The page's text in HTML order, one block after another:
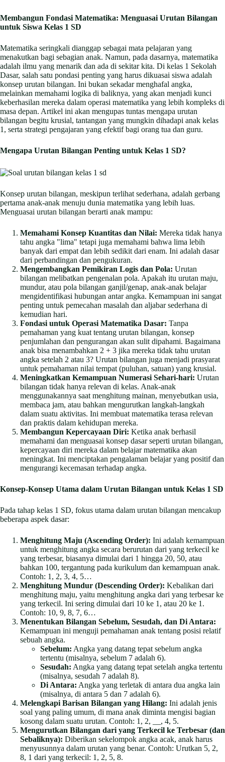
Membangun Fondasi Matematika: Menguasai Urutan Bilangan
untuk Siswa Kelas 1 SD
Matematika seringkali dianggap sebagai mata pelajaran yang
menakutkan bagi sebagian anak. Namun, pada dasarnya, matematika
adalah ilmu yang menarik dan ada di sekitar kita. Di kelas 1 Sekolah
Dasar, salah satu pondasi penting yang harus dikuasai siswa adalah
konsep urutan bilangan. Ini bukan sekadar menghafal angka,
melainkan memahami logika di baliknya, yang akan menjadi kunci
keberhasilan mereka dalam operasi matematika yang lebih kompleks di
masa depan. Artikel ini akan mengupas tuntas mengapa urutan
bilangan begitu krusial, tantangan yang mungkin dihadapi anak kelas
1, serta strategi pengajaran yang efektif bagi orang tua dan guru.
Mengapa Urutan Bilangan Penting untuk Kelas 1 SD?
Konsep urutan bilangan, meskipun terlihat sederhana, adalah gerbang
pertama anak-anak menuju dunia matematika yang lebih luas.
Menguasai urutan bilangan berarti anak mampu:
Memahami Konsep Kuantitas dan Nilai: Mereka tidak hanya
tahu angka "lima" tetapi juga memahami bahwa lima lebih
banyak dari empat dan lebih sedikit dari enam. Ini adalah dasar
dari perbandingan dan pengukuran.
Mengembangkan Pemikiran Logis dan Pola: Urutan
bilangan melibatkan pengenalan pola. Apakah itu urutan maju,
mundur, atau pola bilangan ganjil/genap, anak-anak belajar
mengidentifikasi hubungan antar angka. Kemampuan ini sangat
penting untuk pemecahan masalah dan aljabar sederhana di
kemudian hari.
Fondasi untuk Operasi Matematika Dasar: Tanpa
pemahaman yang kuat tentang urutan bilangan, konsep
penjumlahan dan pengurangan akan sulit dipahami. Bagaimana
anak bisa menambahkan 2 + 3 jika mereka tidak tahu urutan
angka setelah 2 atau 3? Urutan bilangan juga menjadi prasyarat
untuk pemahaman nilai tempat (puluhan, satuan) yang krusial.
Meningkatkan Kemampuan Numerasi Sehari-hari: Urutan
bilangan tidak hanya relevan di kelas. Anak-anak
menggunakannya saat menghitung mainan, menyebutkan usia,
membaca jam, atau bahkan mengurutkan langkah-langkah
dalam suatu aktivitas. Ini membuat matematika terasa relevan
dan praktis dalam kehidupan mereka.
Membangun Kepercayaan Diri: Ketika anak berhasil
memahami dan menguasai konsep dasar seperti urutan bilangan,
kepercayaan diri mereka dalam belajar matematika akan
meningkat. Ini menciptakan pengalaman belajar yang positif dan
mengurangi kecemasan terhadap angka.
Konsep-Konsep Utama dalam Urutan Bilangan untuk Kelas 1 SD
Pada tahap kelas 1 SD, fokus utama dalam urutan bilangan mencakup
beberapa aspek dasar:
Menghitung Maju (Ascending Order): Ini adalah kemampuan
untuk menghitung angka secara berurutan dari yang terkecil ke
yang terbesar, biasanya dimulai dari 1 hingga 20, 50, atau
bahkan 100, tergantung pada kurikulum dan kemampuan anak.
Contoh: 1, 2, 3, 4, 5…
Menghitung Mundur (Descending Order): Kebalikan dari
menghitung maju, yaitu menghitung angka dari yang terbesar ke
yang terkecil. Ini sering dimulai dari 10 ke 1, atau 20 ke 1.
Contoh: 10, 9, 8, 7, 6…
Menentukan Bilangan Sebelum, Sesudah, dan Di Antara:
Kemampuan ini menguji pemahaman anak tentang posisi relatif
sebuah angka.
Sebelum: Angka yang datang tepat sebelum angka
tertentu (misalnya, sebelum 7 adalah 6).
Sesudah: Angka yang datang tepat setelah angka tertentu
(misalnya, sesudah 7 adalah 8).
Di Antara: Angka yang terletak di antara dua angka lain
(misalnya, di antara 5 dan 7 adalah 6).
Melengkapi Barisan Bilangan yang Hilang: Ini adalah jenis
soal yang paling umum, di mana anak diminta mengisi bagian
kosong dalam suatu urutan. Contoh: 1, 2, __, 4, 5.
Mengurutkan Bilangan dari yang Terkecil ke Terbesar (dan
Sebaliknya): Diberikan sekelompok angka acak, anak harus
menyusunnya dalam urutan yang benar. Contoh: Urutkan 5, 2,
8, 1 dari yang terkecil: 1, 2, 5, 8.